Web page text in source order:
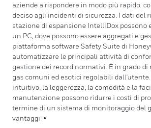
aziende a rispondere in modo più rapido,
deciso agli incidenti di sicurezza. I dati del
stazione di espansione IntelliDox possono
un PC, dove possono essere aggregati e
piattaforma software Safety Suite di
automatizzare le principali attività di
gestione dei record normativi. È in grado di
gas comuni ed esotici regolabili
intuitivo, la leggerezza, la comodità e la
manutenzione possono ridurre i costi di
termine di un sistema di monitoraggio del
vantaggi: •